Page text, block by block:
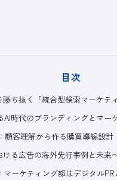
目次
ち抜く「統合型検索マーケテ
AI時代のブランディングとマー
顧客理解から作る購買導線設計
ける広告の海外先行事例と未来
マーケティング部はデジタル